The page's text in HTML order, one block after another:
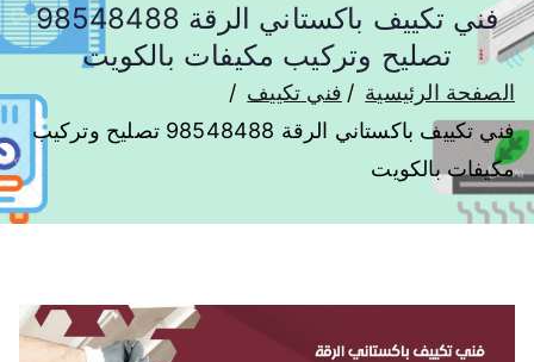
فني تكييف باكستاني الرقة 98548488
تصليح وتركيب مكيفات بالكويت
الصفحة الرئيسية
فني تكييف
فني تكييف باكستاني الرقة 98548488 تصليح وتركيب
مكيفات بالكويت